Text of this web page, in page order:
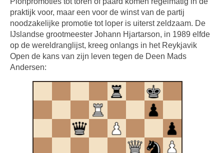
praktijk voor, maar een voor de winst van de partij
noodzakelijke promotie tot loper is uiterst zeldzaam. De
IJslandse grootmeester Johann Hjartarson, in 1989 elfde
op de wereldranglijst, kreeg onlangs in het Reykjavik
Open de kans van zijn leven tegen de Deen Mads
Andersen: